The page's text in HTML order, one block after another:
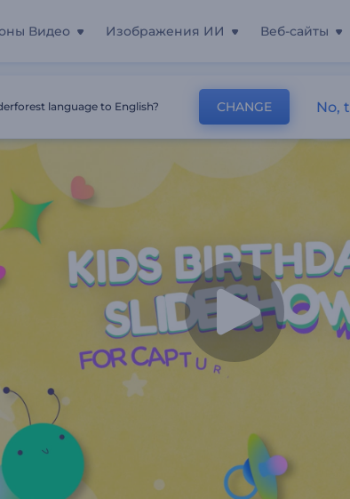
Видео Изображения ИИ Веб-сайты
Шоу «Детский День Рождения»
language to English? CHANGE No,